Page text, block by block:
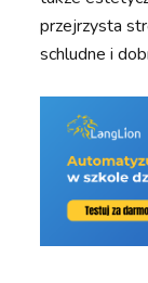
przejrzysta
schludne i